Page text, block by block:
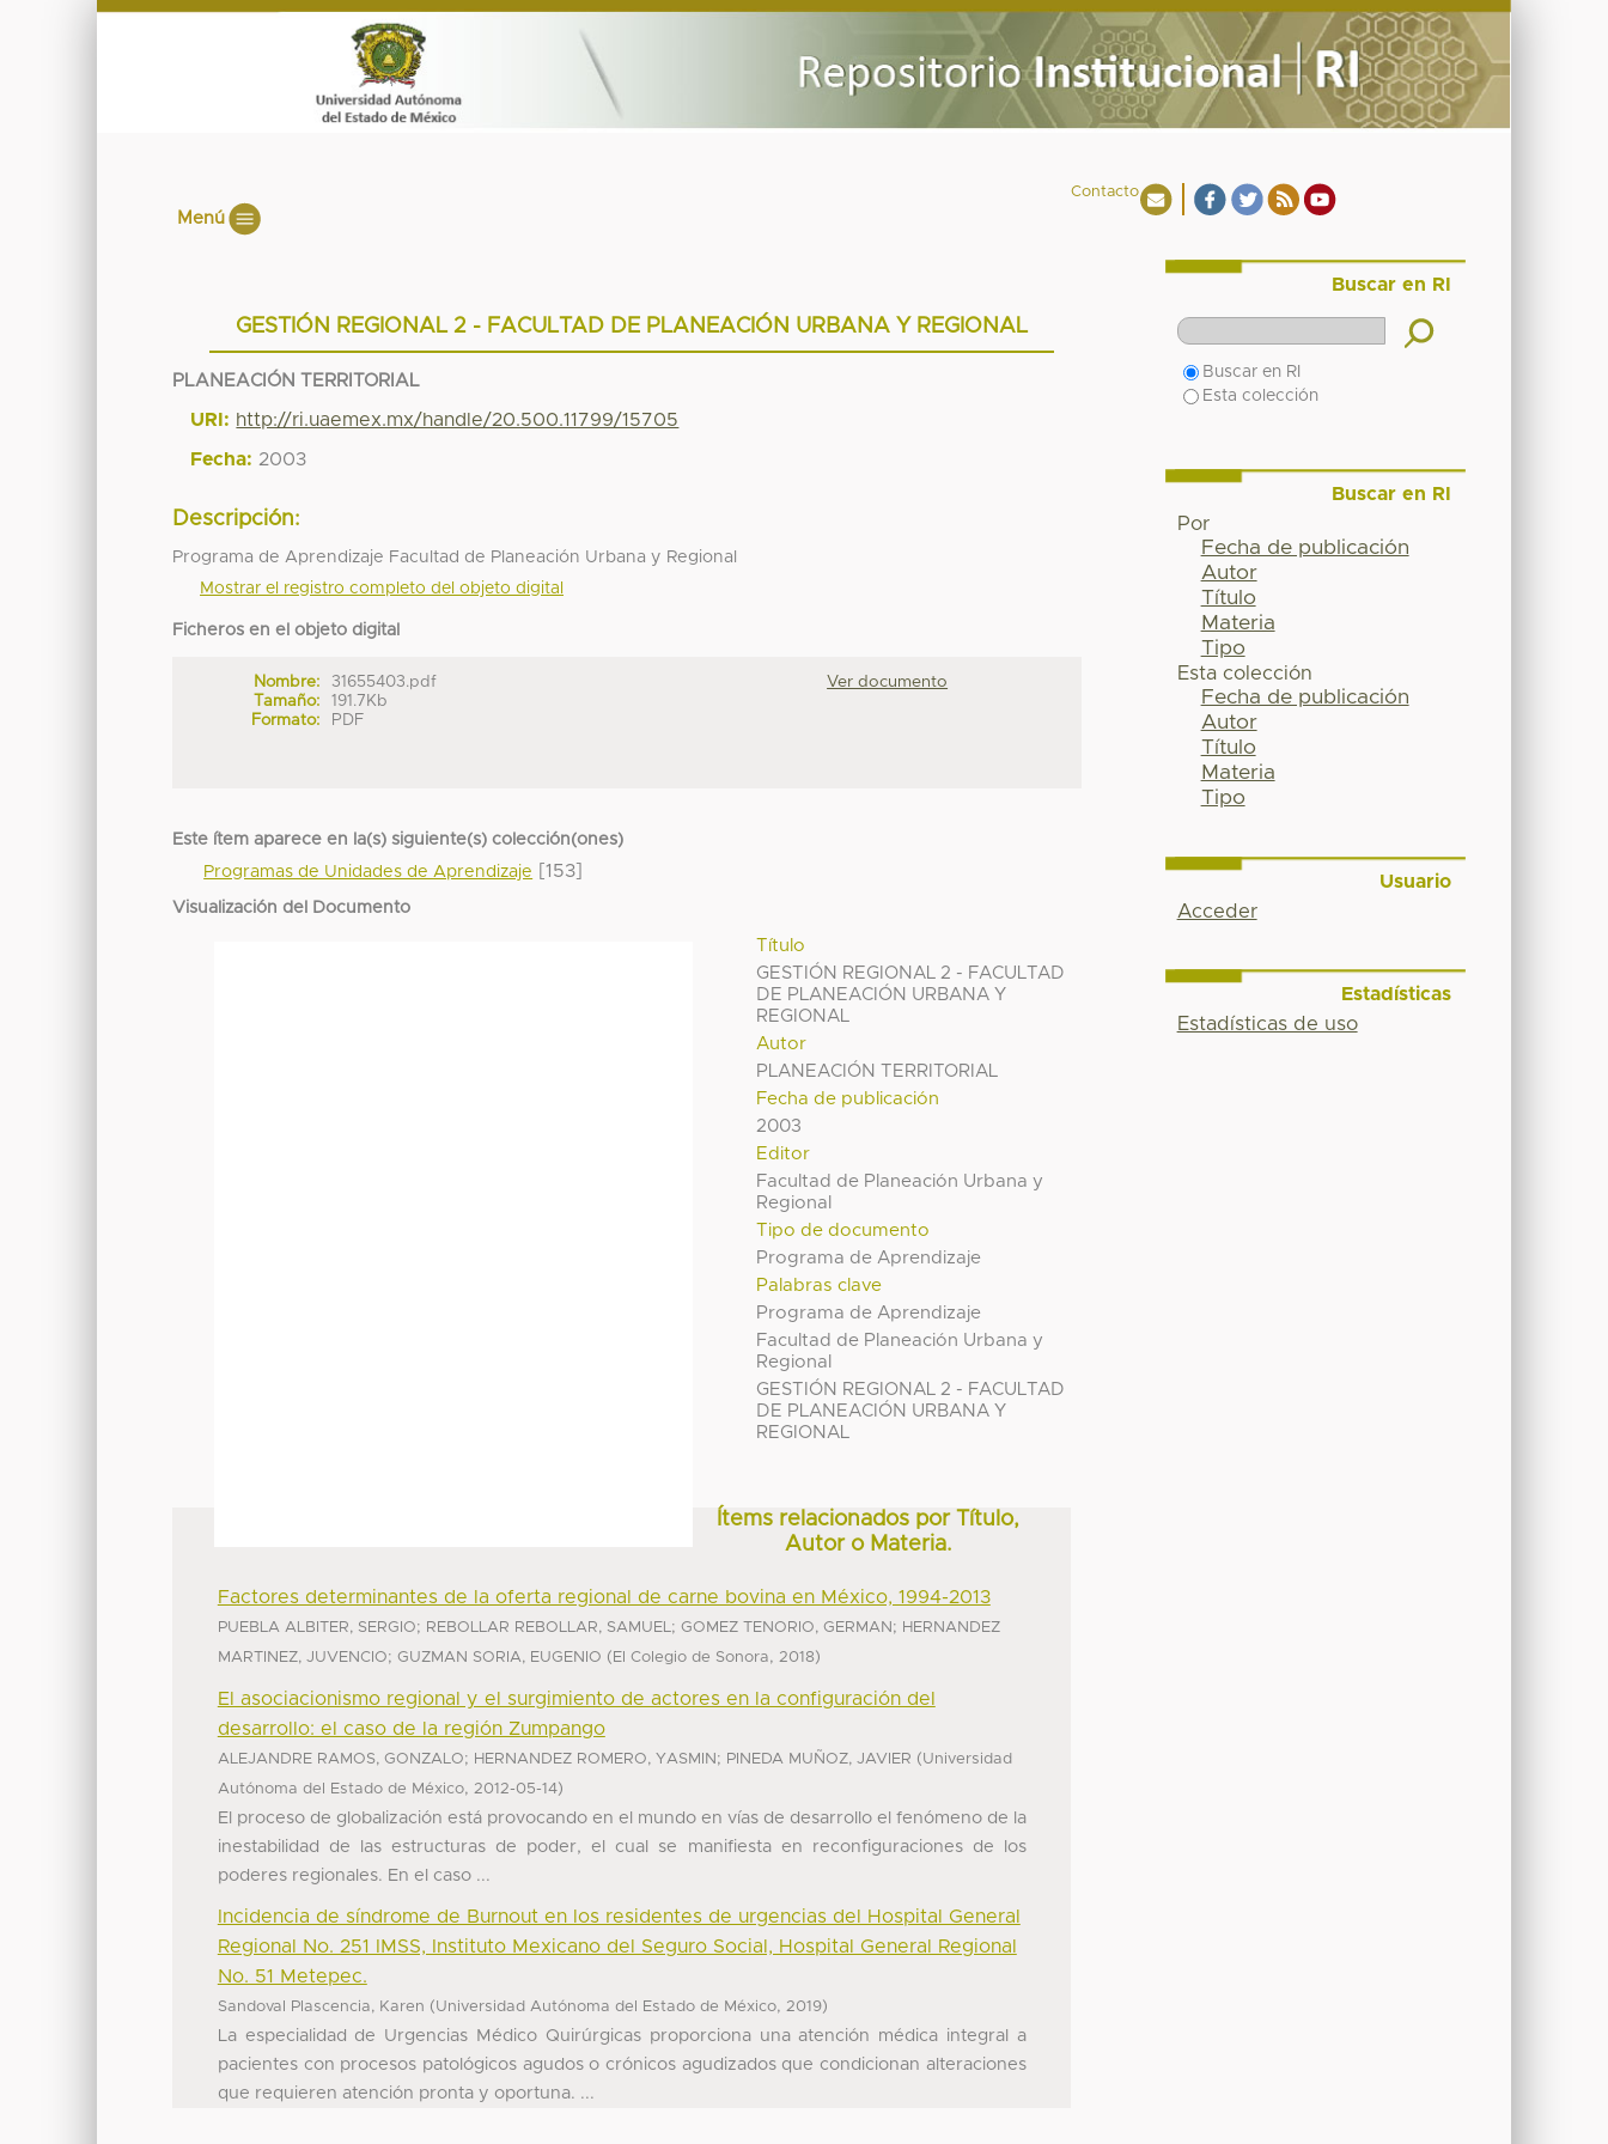
Contacto
Menú
GESTIÓN REGIONAL 2 - FACULTAD DE PLANEACIÓN URBANA Y REGIONAL
PLANEACIÓN TERRITORIAL
URI: http://ri.uaemex.mx/handle/20.500.11799/15705
Fecha: 2003
Descripción:
Programa de Aprendizaje Facultad de Planeación Urbana y Regional
Mostrar el registro completo del objeto digital
Ficheros en el objeto digital
Nombre:
31655403.pdf
Tamaño:
191.7Kb
Formato:
PDF
Ver documento
Este ítem aparece en la(s) siguiente(s) colección(ones)
Programas de Unidades de Aprendizaje
[153]
Visualización del Documento
Título
GESTIÓN REGIONAL 2 - FACULTAD
DE PLANEACIÓN URBANA Y
REGIONAL
Autor
PLANEACIÓN TERRITORIAL
Fecha de publicación
2003
Editor
Facultad de Planeación Urbana y
Regional
Tipo de documento
Programa de Aprendizaje
Palabras clave
Programa de Aprendizaje
Facultad de Planeación Urbana y
Regional
GESTIÓN REGIONAL 2 - FACULTAD
DE PLANEACIÓN URBANA Y
REGIONAL
Ítems relacionados por Título,
Autor o Materia.
Factores determinantes de la oferta regional de carne bovina en México, 1994-2013
PUEBLA ALBITER, SERGIO; REBOLLAR REBOLLAR, SAMUEL; GOMEZ TENORIO, GERMAN ; HERNANDEZ
MARTINEZ, JUVENCIO; GUZMAN SORIA, EUGENIO ( El Colegio de Sonora, 2018)
El asociacionismo regional y el surgimiento de actores en la configuración del
desarrollo: el caso de la región Zumpango
ALEJANDRE RAMOS, GONZALO; HERNANDEZ ROMERO, YASMIN ; PINEDA MUÑOZ, JAVIER (Universidad
Autónoma del Estado de México, 2012-05-14)
El proceso de globalización está provocando en el mundo en vías de desarrollo el fenómeno de la
inestabilidad de las estructuras de poder, el cual se manifiesta en reconfiguraciones de los
poderes regionales. En el caso ...
Incidencia de síndrome de Burnout en los residentes de urgencias del Hospital General
Regional No. 251 IMSS, Instituto Mexicano del Seguro Social, Hospital General Regional
No. 51 Metepec.
Sandoval Plascencia, Karen (Universidad Autónoma del Estado de México, 2019)
La especialidad de Urgencias Médico Quirúrgicas proporciona una atención médica integral a
pacientes con procesos patológicos agudos o crónicos agudizados que condicionan alteraciones
que requieren atención pronta y oportuna. ...
Buscar en RI
Buscar en RI
Esta colección
Buscar en RI
Por
Fecha de publicación
Autor
Título
Materia
Tipo
Esta colección
Fecha de publicación
Autor
Título
Materia
Tipo
Usuario
Acceder
Estadísticas
Estadísticas de uso